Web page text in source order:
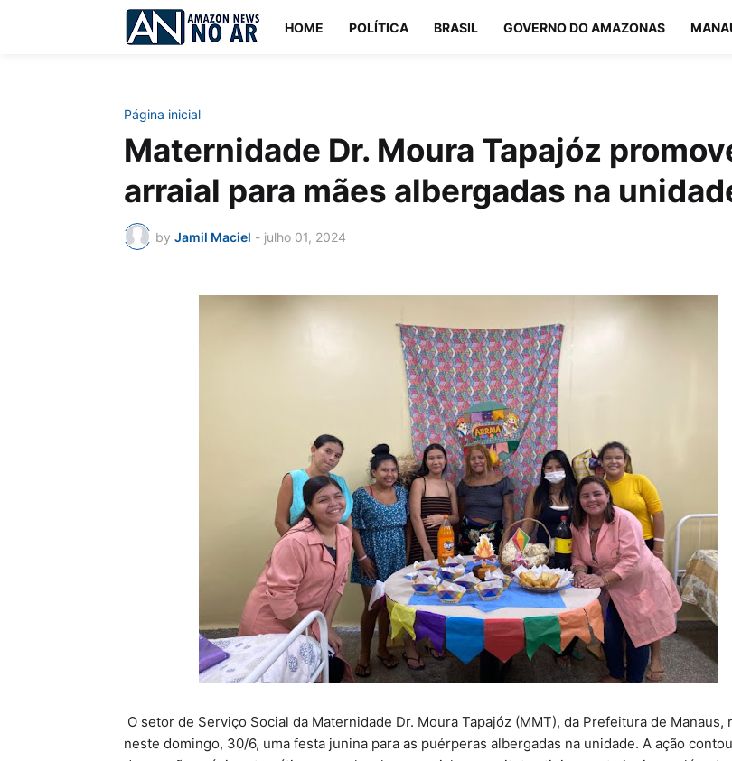
HOME POLÍTICA BRASIL GOVERNO DO AMAZONAS
Página inicial
Maternidade Dr. Moura Tapajóz
arraial para mães albergadas na
by Jamil Maciel - julho 01, 2024
O setor de Serviço Social da Maternidade Dr. Moura Tapajóz (MMT), da Prefeitura de Manaus,
neste domingo, 30/6, uma festa junina para as puérperas albergadas na unidade. A ação